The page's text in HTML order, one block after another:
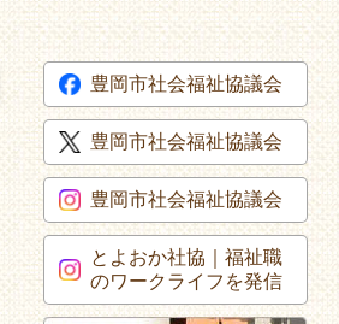
豊岡市社会福祉協議会
豊岡市社会福祉協議会
豊岡市社会福祉協議会
とよおか社協｜福祉職
のワークライフを発信